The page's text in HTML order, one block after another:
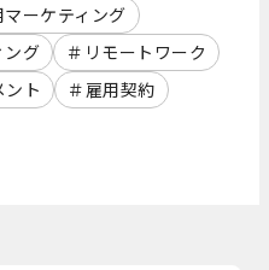
ーケティング
ング
リモートワーク
ト 雇用契約